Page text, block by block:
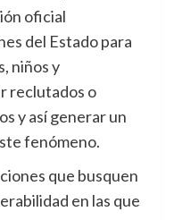
oficial
del Estado para
niños y
reclutados o
y así generar un
fenómeno.
que busquen
en las que